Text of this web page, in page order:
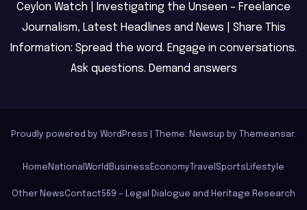
Ceylon Watch | Investigating the Unseen – Freelance
Journalism, Latest Headlines and News | Share This
Information: Spread the word. Engage in conversations.
Ask questions. Demand answers
Proudly powered by WordPress Theme: Newsup by Themeansar.
Home National World Business Economy Travel Sports Lifestyle
Other NewsContact569 – Legal Dialogue and Heritage Research